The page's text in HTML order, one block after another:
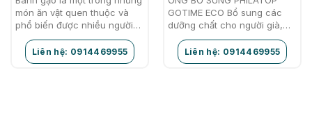
món ăn vật quen thuộc và
phổ biến được nhiều người
yêu thích từ người lớn đến trẻ
nhỏ. Với ý tưởng…
Liên hệ: 0914469955
GOTIME ECO Bổ sung các
dưỡng chất cho người già,
trẻ nhỏ suy dinh dưỡng hay
những người vừa ốm dậy Đối
với người…
Liên hệ: 0914469955